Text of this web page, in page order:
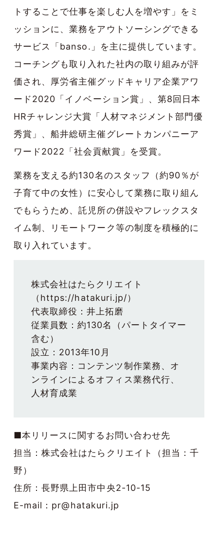
トすることで仕事を楽しむ人を増やす」をミ
ッションに、業務をアウトソーシングできる
サービス「banso.」を主に提供しています。
コーチングも取り入れた社内の取り組みが評
価され、 厚労省主催グッドキャリア企業アワ
ード2020「イノベーション賞」
、 第8回日本
HRチャレンジ大賞「人材マネジメント部門優
秀賞」 、船井総研主催グレートカンパニーア
ワード2022「社会貢献賞」
を受賞。
業務を支える約130名のスタッフ（約90％が
子育て中の女性）に安心して業務に取り組ん
でもらうため、託児所の併設やフレックスタ
イム制、リモートワーク等の制度を積極的に
取り入れています。
株式会社はたらクリエイト
（https://hatakuri.jp/）
代表取締役：井上拓磨
従業員数：約130名（パートタイマー
含む）
設立：2013年10月
事業内容：コンテンツ制作業務、オ
ンラインによるオフィス業務代行、
人材育成業
■本リリースに関するお問い合わせ先
担当：株式会社はたらクリエイト（担当：千
野）
住所：長野県上田市中央2-10-15
E-mail：pr@hatakuri.jp